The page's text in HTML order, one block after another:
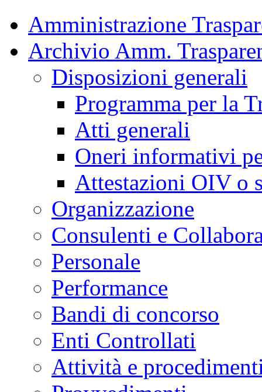
Amministrazione
Archivio Amm.
Disposizioni generali
Programma per la
Atti generali
Oneri informativi
Attestazioni OIV o
Organizzazione
Consulenti e
Personale
Performance
Bandi di concorso
Enti Controllati
Attività e